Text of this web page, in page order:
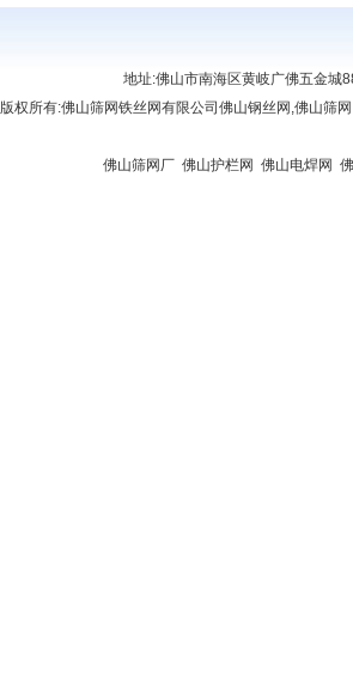
地址:佛山市南海区黄岐广佛五金
版权所有:佛山筛网铁丝网有限公司 佛山钢丝网,佛山筛
佛山筛网厂 佛山护栏网 佛山电焊网